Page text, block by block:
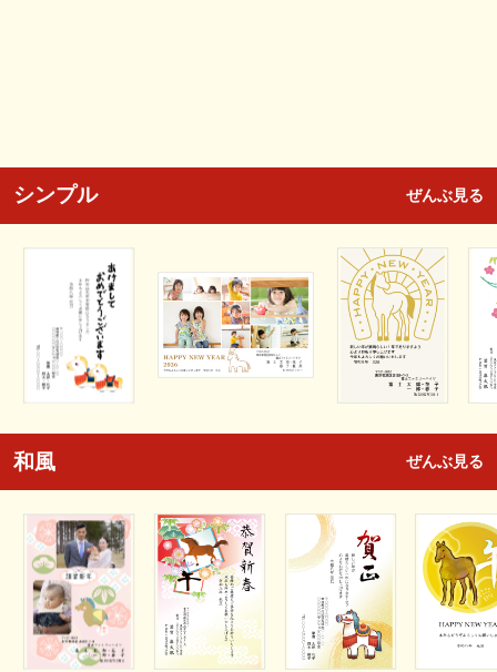
シンプル ぜんぶ見る
和風 ぜんぶ見る